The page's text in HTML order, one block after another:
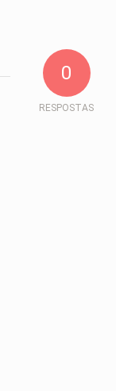
0
RESPOSTAS